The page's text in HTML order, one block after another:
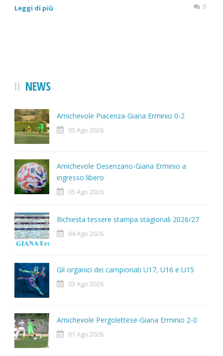
Leggi di più 0
NEWS
Amichevole Piacenza-Giana Erminio 0-2
05 Ago 2026
Amichevole Desenzano-Giana Erminio a
ingresso libero
05 Ago 2026
Richiesta tessere stampa stagionali 2026/27
04 Ago 2026
Gli organici dei campionati U17, U16 e U15
03 Ago 2026
Amichevole Pergolettese-Giana Erminio 2-0
01 Ago 2026